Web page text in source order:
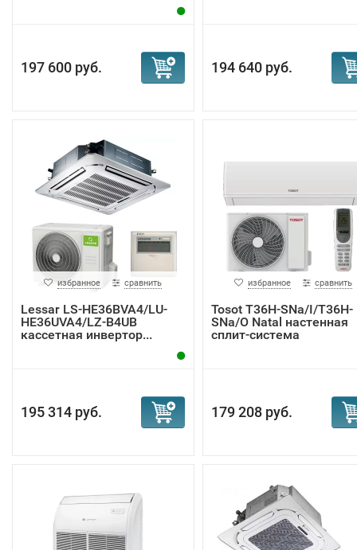
197 600 руб. 194 640 руб.
избранное сравнить
Lessar LS-HE36BVA4/LU-
HE36UVA4/LZ-B4UB
кассетная инвертор...
195 314 руб.
избранное сравнить
Tosot T36H-SNa/I/T36H-
SNa/O Natal настенная
сплит-система
179 208 руб.